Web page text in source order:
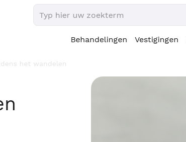
Behandelingen Vestigingen
het wandelen